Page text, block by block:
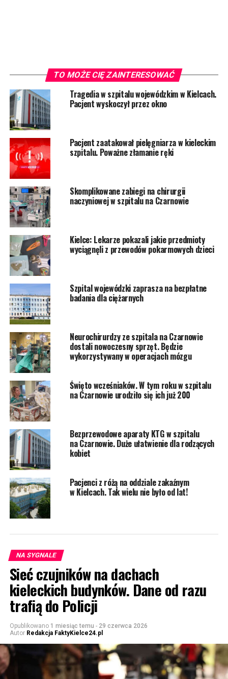
TO MOŻE CIĘ ZAINTERESOWAĆ
Tragedia w szpitalu wojewódzkim w Kielcach.
Pacjent wyskoczył przez okno
Pacjent zaatakował pielęgniarza w kieleckim
szpitalu. Poważne złamanie ręki
Skomplikowane zabiegi na chirurgii
naczyniowej w szpitalu na Czarnowie
Kielce: Lekarze pokazali jakie przedmioty
wyciągnęli z przewodów pokarmowych dzieci
Szpital wojewódzki zaprasza na bezpłatne
badania dla ciężarnych
Neurochirurdzy ze szpitala na Czarnowie
dostali nowoczesny sprzęt. Będzie
wykorzystywany w operacjach mózgu
Święto wcześniaków. W tym roku w szpitalu
na Czarnowie urodziło się ich już 200
Bezprzewodowe aparaty KTG w szpitalu
na Czarnowie. Duże ułatwienie dla rodzących
kobiet
Pacjenci z różą na oddziale zakaźnym
w Kielcach. Tak wielu nie było od lat!
NA SYGNALE
Sieć czujników na dachach
kieleckich budynków. Dane od razu
trafią do Policji
Opublikowano 1 miesiąc temu - 29 czerwca 2026
Autor Redakcja FaktyKielce24.pl